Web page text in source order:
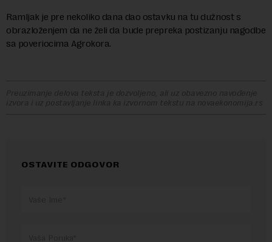
Ramljak je pre nekoliko dana dao ostavku na tu dužnost s
obrazloženjem da ne želi da bude prepreka postizanju nagodbe
sa poveriocima Agrokora.
Preuzimanje delova teksta je dozvoljeno, ali uz obavezno navođenje
izvora i uz postavljanje linka ka izvornom tekstu na novaekonomija.rs
OSTAVITE ODGOVOR